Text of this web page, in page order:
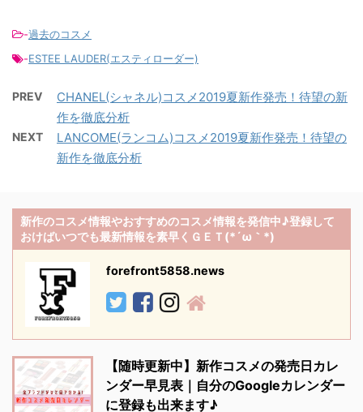
-過去のコスメ
-ESTEE LAUDER(エスティローダー)
PREV
CHANEL(シャネル)コスメ2019夏新作発売！待望の新
作を徹底分析
NEXT
LANCOME(ランコム)コスメ2019夏新作発売！待望の
新作を徹底分析
新作のコスメ情報やおすすめのコスメ情報を発信中♪登録して
おけばいつでも最新情報を素早くＧＥＴ(*´ω｀*)
forefront5858.news
【随時更新中】新作コスメの発売日カレ
ンダー早見表｜自分のGoogleカレンダー
に登録も出来ます♪